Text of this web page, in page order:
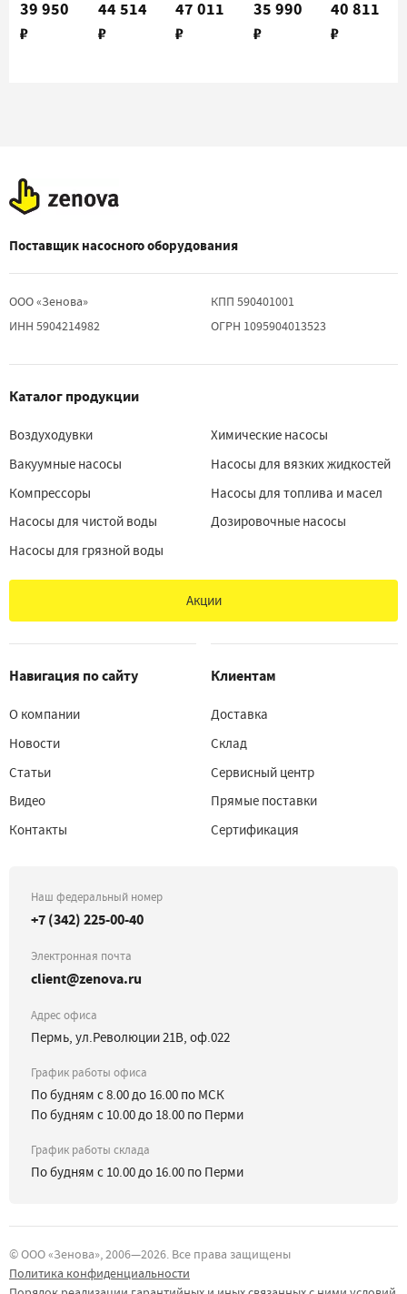
PTD 32-
18/2
39 950
₽
PTD 32-
21/2
44 514
₽
PTD 32-
26/2
47 011
₽
PTD 40-
16/2
35 990
₽
PTD 40-
21/2
40 811
₽
Поставщик насосного оборудования
ООО «Зенова»
ИНН 5904214982
КПП 590401001
ОГРН 1095904013523
Каталог продукции
Воздуходувки
Вакуумные насосы
Компрессоры
Насосы для чистой воды
Насосы для грязной воды
Химические насосы
Насосы для вязких жидкостей
Насосы для топлива и масел
Дозировочные насосы
Акции
Навигация по сайту
О компании
Новости
Статьи
Видео
Контакты
Клиентам
Доставка
Склад
Сервисный центр
Прямые поставки
Сертификация
Наш федеральный номер
+7 (342) 225-00-40
Электронная почта
client@zenova.ru
Адрес офиса
Пермь, ул.Революции 21В, оф.022
График работы офиса
По будням с 8.00 до 16.00 по МСК
По будням с 10.00 до 18.00 по Перми
График работы склада
По будням с 10.00 до 16.00 по Перми
©ООО «Зенова» , 2006—2026 . Все права защищены
Политика конфиденциальности